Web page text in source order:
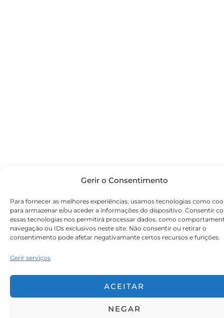
Gerir o Consentimento
Para fornecer as melhores experiências, usamos tecnologias como
para armazenar e/ou aceder a informações do dispositivo. Consentir
essas tecnologias nos permitirá processar dados, como
navegação ou IDs exclusivos neste site. Não consentir ou retirar o
consentimento pode afetar negativamante certos recursos e funções.
Gerir serviços
ACEITAR
NEGAR